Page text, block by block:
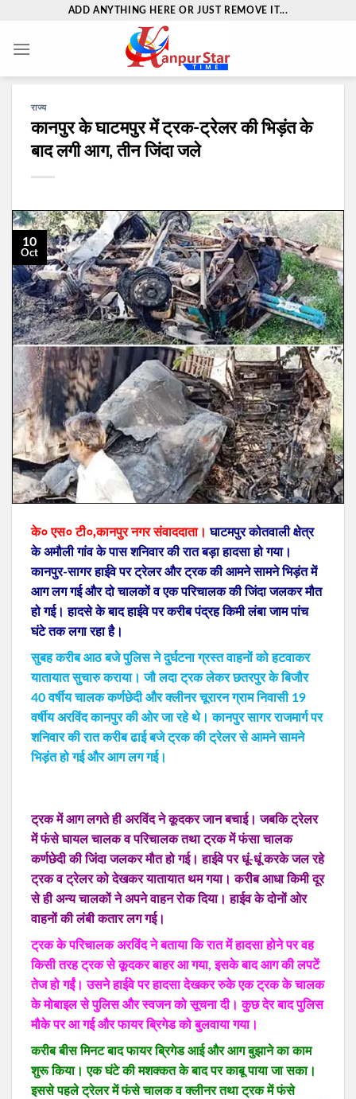
content
ADD ANYTHING HERE OR JUST REMOVE IT...
राज्य
कानपुर के घाटमपुर में ट्रक-ट्रेलर की भिड़ंत के
बाद लगी आग, तीन जिंदा जले
10
Oct
के० एस० टी०,कानपुर नगर संवाददाता। घाटमपुर कोतवाली क्षेत्र
के अमौली गांव के पास शनिवार की रात बड़ा हादसा हो गया।
कानपुर-सागर हाईवे पर ट्रेलर और ट्रक की आमने सामने भिड़ंत में
आग लग गई और दो चालकों व एक परिचालक की जिंदा जलकर मौत
हो गई। हादसे के बाद हाईवे पर करीब पंद्रह किमी लंबा जाम पांच
घंटे तक लगा रहा है।
सुबह करीब आठ बजे पुलिस ने दुर्घटना ग्रस्त वाहनों को हटवाकर
यातायात सुचारु कराया। जौ लदा ट्रक लेकर छतरपुर के बिजौर
40 वर्षीय चालक कर्णछेदी और क्लीनर चूरारन ग्राम निवासी 19
वर्षीय अरविंद कानपुर की ओर जा रहे थे। कानपुर सागर राजमार्ग पर
शनिवार की रात करीब ढाई बजे ट्रक की ट्रेलर से आमने सामने
भिड़ंत हो गई और आग लग गई।
ट्रक में आग लगते ही अरविंद ने कूदकर जान बचाई। जबकि ट्रेलर
में फंसे घायल चालक व परिचालक तथा ट्रक में फंसा चालक
कर्णछेदी की जिंदा जलकर मौत हो गई। हाईवे पर धूं-धूं करके जल रहे
ट्रक व ट्रेलर को देखकर यातायात थम गया। करीब आधा किमी दूर
से ही अन्य चालकों ने अपने वाहन रोक दिया। हाईव के दोनों ओर
वाहनों की लंबी कतार लग गई।
ट्रक के परिचालक अरविंद ने बताया कि रात में हादसा होने पर वह
किसी तरह ट्रक से कूदकर बाहर आ गया, इसके बाद आग की लपटें
तेज हो गईं। उसने हाईवे पर हादसा देखकर रुके एक ट्रक के चालक
के मोबाइल से पुलिस और स्वजन को सूचना दी। कुछ देर बाद पुलिस
मौके पर आ गई और फायर ब्रिगेड को बुलवाया गया।
करीब बीस मिनट बाद फायर ब्रिगेड आई और आग बुझाने का काम
शुरू किया। एक घंटे की मशक्कत के बाद पर काबू पाया जा सका।
इससे पहले ट्रेलर में फंसे चालक व क्लीनर तथा ट्रक में फंसे